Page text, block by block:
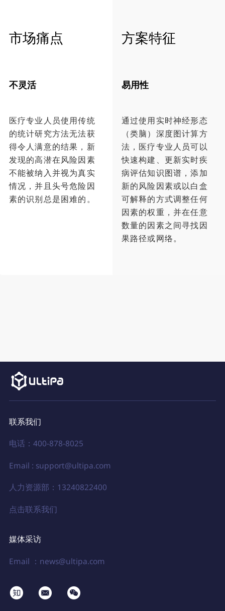
市场痛点 方案特征
不灵活
医疗专业人员使用传统
的统计研究方法无法获
得令人满意的结果，新
发现的高潜在风险因素
不能被纳入并视为真实
情况，并且头号危险因
素的识别总是困难的。
易用性
通过使用实时神经形态
（类脑）深度图计算方
法，医疗专业人员可以
快速构建、更新实时疾
病评估知识图谱，添加
新的风险因素或以白盒
可解释的方式调整任何
因素的权重，并在任意
数量的因素之间寻找因
果路径或网络。
联系我们
电话：400-878-8025
Email : support@ultipa.com
人力资源部：13240822400
点击联系我们
媒体采访
Email ：news@ultipa.com